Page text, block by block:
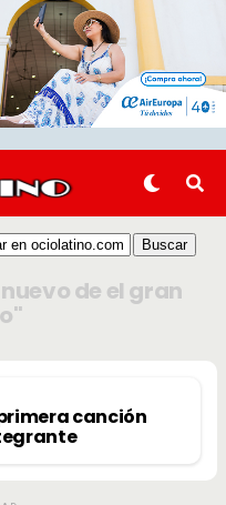
de el gran
canción